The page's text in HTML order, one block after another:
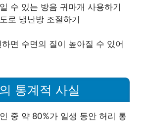
수 있는 방음 귀마개 사용하기
로 냉난방 조절하기
면 수면의 질이 높아질 수 있어
통계적 사실
중 약 80%가 일생 동안 허리 통